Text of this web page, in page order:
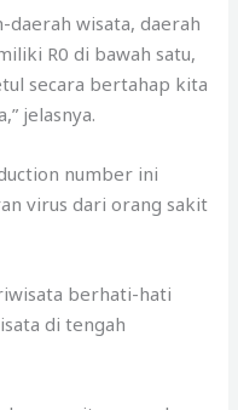
daerah wisata, daerah
R0 di bawah satu,
secara bertahap kita
jelasnya.
number ini
virus dari orang sakit
berhati-hati
di tengah